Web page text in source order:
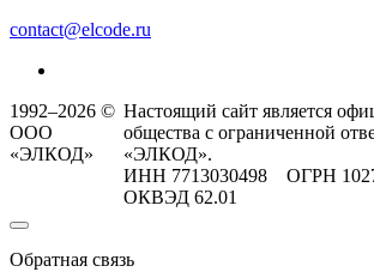
contact@elcode.ru
1992–2026 ©
ООО
«ЭЛКОД»
Настоящий сайт является
общества с ограниченной
«ЭЛКОД».
ИНН 7713030498 ОГРН
ОКВЭД 62.01
Обратная связь